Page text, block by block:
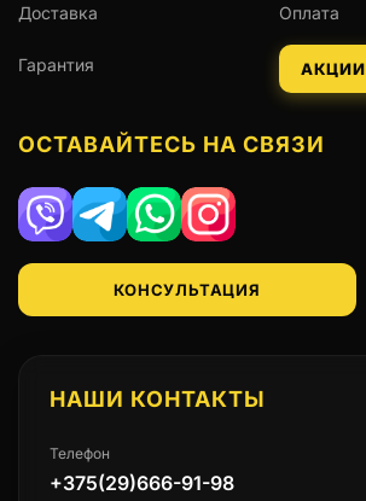
Доставка Оплата
Гарантия АКЦИИ
ОСТАВАЙТЕСЬ НА СВЯЗИ
Viber TelegramWhatsAppInstagram
КОНСУЛЬТАЦИЯ
НАШИ КОНТАКТЫ
Телефон
+375(29)666-91-98